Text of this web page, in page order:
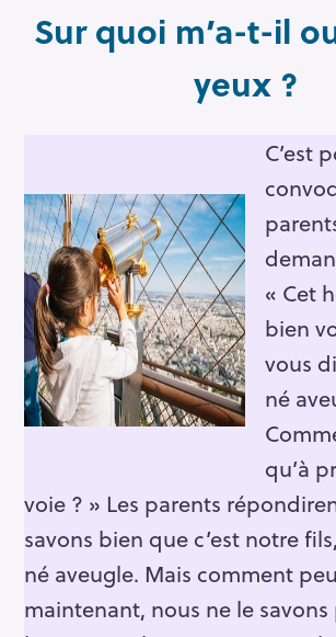
Sur quoi m’a-t-il
yeux ?
C’est
« Cet
bien
vous
né
qu’à
voie ? » Les parents
savons bien que c’est notre
né aveugle. Mais comment
maintenant, nous ne le